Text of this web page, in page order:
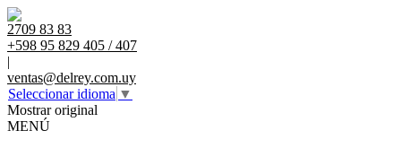
2709 83 83
+598 95 829 405 / 407
|
ventas@delrey.com.uy
Seleccionar idioma ▼
Mostrar original
MENÚ